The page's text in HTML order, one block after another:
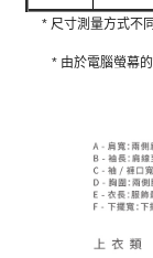
* 尺寸測量方式不
* 由於電腦螢幕